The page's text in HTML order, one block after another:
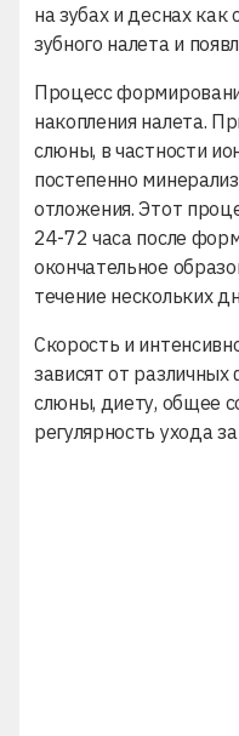
на зубах и деснах
зубного налета и
Процесс
накопления налета.
слюны, в частности
постепенно
отложения. Этот
24-72 часа после
окончательное
течение нескольких
Скорость и
зависят от
слюны, диету, общее
регулярность ухода